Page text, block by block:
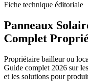
Fiche technique éditoriale
Panneaux
Complet
Propriétaire bailleur ou
Guide complet 2026 sur
et les solutions pour